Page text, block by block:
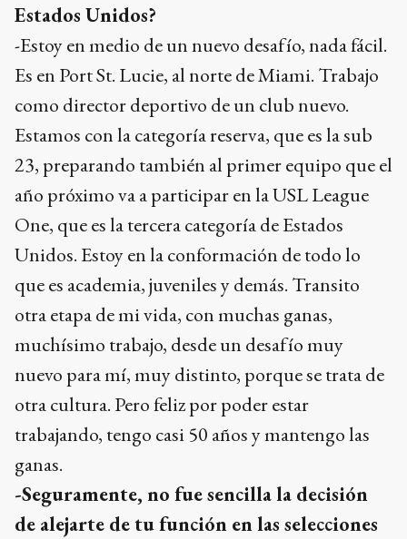
Estados Unidos?
-Estoy en medio de un nuevo desafío, nada fácil.
Es en Port St. Lucie, al norte de Miami. Trabajo
como director deportivo de un club nuevo.
Estamos con la categoría reserva, que es la sub
23, preparando también al primer equipo que el
año próximo va a participar en la USL League
One, que es la tercera categoría de Estados
Unidos. Estoy en la conformación de todo lo
que es academia, juveniles y demás. Transito
otra etapa de mi vida, con muchas ganas,
muchísimo trabajo, desde un desafío muy
nuevo para mí, muy distinto, porque se trata de
otra cultura. Pero feliz por poder estar
trabajando, tengo casi 50 años y mantengo las
ganas.
-Seguramente, no fue sencilla la decisión
de alejarte de tu función en las selecciones